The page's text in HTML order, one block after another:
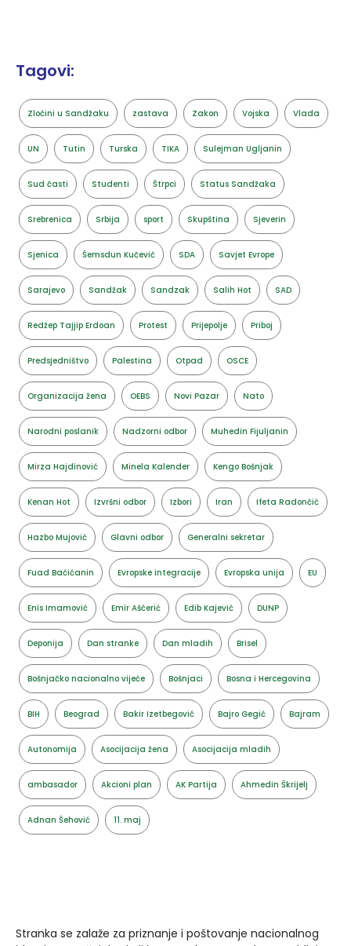
Tagovi:
Zločini u Sandžaku zastava Zakon Vojska Vlada
UN Tutin Turska TIKA Sulejman Ugljanin
Sud časti Studenti Štrpci Status Sandžaka
Srebrenica Srbija sport Skupština Sjeverin
Sjenica Šemsdun Kučević SDA Savjet Evrope
Sarajevo Sandžak Sandzak Salih Hot SAD
Redžep Tajjip Erdoan Protest Prijepolje Priboj
Predsjedništvo Palestina Otpad OSCE
Organizacija žena OEBS Novi Pazar Nato
Narodni poslanik Nadzorni odbor Muhedin Fijuljanin
Mirza Hajdinović Minela Kalender Kengo Bošnjak
Kenan Hot Izvršni odbor Izbori Iran Ifeta Radončić
Hazbo Mujović Glavni odbor Generalni sekretar
Fuad Baćićanin Evropske integracije Evropska unija EU
Enis Imamović Emir Ašćerić Edib Kajević DUNP
Deponija Dan stranke Dan mladih Brisel
Bošnjačko nacionalno vijeće Bošnjaci Bosna i Hercegovina
BIH Beograd Bakir Izetbegović Bajro Gegić Bajram
Autonomija Asocijacija žena Asocijacija mladih
ambasador Akcioni plan AK Partija Ahmedin Škrijelj
Adnan Šehović 11. maj
Stranka se zalaže za priznanje i poštovanje nacionalnog